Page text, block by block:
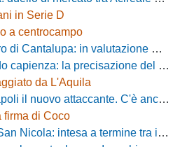
in Serie D
a centrocampo
in valutazione Blazevic e Anton
la precisazione del club laniero
da L'Aquila
attaccante. C'è anche l'ufficialità
firma di Coco
termine tra il Comune e il club di De Laurentiis